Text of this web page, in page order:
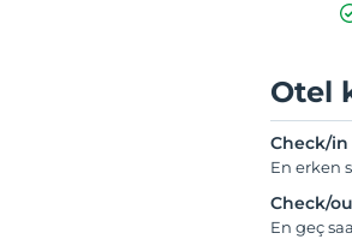
Otel
Check/in
En erken
Check/
En geç